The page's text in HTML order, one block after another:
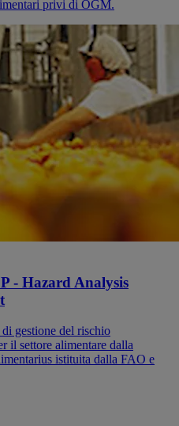
privi di OGM.
- Hazard Analysis
gestione del rischio
il settore alimentare dalla
istituita dalla FAO e